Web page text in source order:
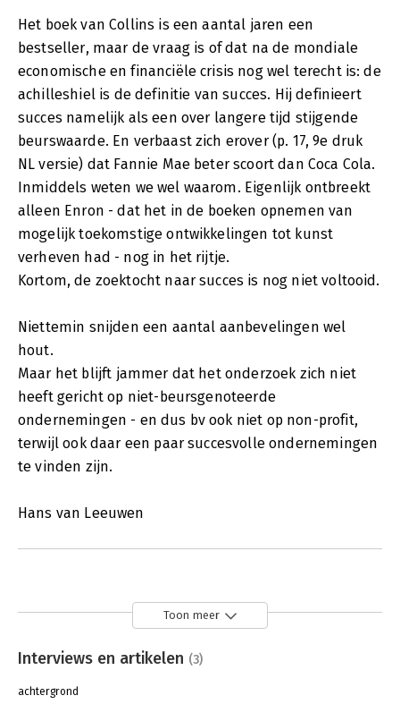
Het boek van Collins is een aantal jaren een
bestseller, maar de vraag is of dat na de mondiale
economische en financiële crisis nog wel terecht is: de
achilleshiel is de definitie van succes. Hij definieert
succes namelijk als een over langere tijd stijgende
beurswaarde. En verbaast zich erover (p. 17, 9e druk
NL versie) dat Fannie Mae beter scoort dan Coca Cola.
Inmiddels weten we wel waarom. Eigenlijk ontbreekt
alleen Enron - dat het in de boeken opnemen van
mogelijk toekomstige ontwikkelingen tot kunst
verheven had - nog in het rijtje.
Kortom, de zoektocht naar succes is nog niet voltooid.
Niettemin snijden een aantal aanbevelingen wel
hout.
Maar het blijft jammer dat het onderzoek zich niet
heeft gericht op niet-beursgenoteerde
ondernemingen - en dus bv ook niet op non-profit,
terwijl ook daar een paar succesvolle ondernemingen
te vinden zijn.
Hans van Leeuwen
Toon meer
Interviews en artikelen (3)
achtergrond